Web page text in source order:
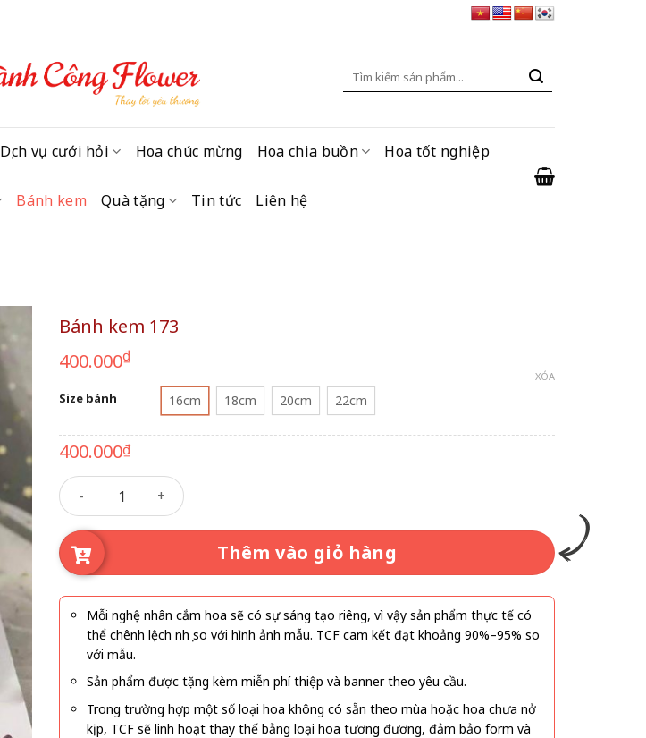
Tìm
Dịch vụ cưới hỏi Hoa chúc mừng Hoa chia buồn Hoa tốt nghiệp
Bánh kem Quà tặng Tin tức Liên hệ
Bánh kem 173
400.000₫
Size bánh 16cm 18cm 20cm 22cm
XÓA
400.000₫
Bánh kem 173 số lượng
Thêm vào giỏ hàng
Mỗi nghệ nhân cắm hoa sẽ có sự sáng tạo riêng, vì vậy sản phẩm thực tế có
thể chênh lệch nhẹ so với hình ảnh mẫu. TCF cam kết đạt khoảng 90%–95% so
với mẫu.
Sản phẩm được tặng kèm miễn phí thiệp và banner theo yêu cầu.
Trong trường hợp một số loại hoa không có sẵn theo mùa hoặc hoa chưa nở
kịp, TCF sẽ linh hoạt thay thế bằng loại hoa tương đương, đảm bảo form và